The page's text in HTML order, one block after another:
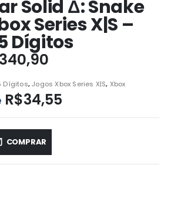
Solid Δ: Snake
Series X|S –
Dígitos
340,90
Dígitos,Jogos Xbox Series X|S, Xbox
R$34,55
COMPRAR